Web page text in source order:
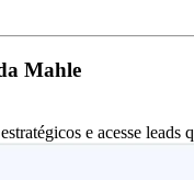
Mahle
e acesse leads